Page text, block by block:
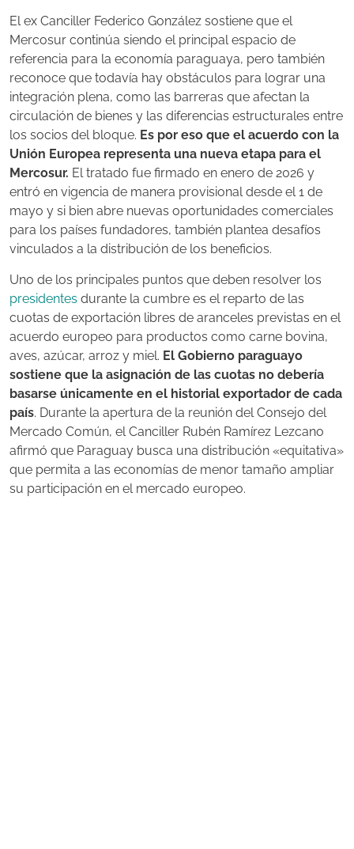
El ex Canciller Federico González sostiene que el
Mercosur continúa siendo el principal espacio de
referencia para la economía paraguaya, pero también
reconoce que todavía hay obstáculos para lograr una
integración plena, como las barreras que afectan la
circulación de bienes y las diferencias estructurales entre
los socios del bloque. Es por eso que el acuerdo con la
Unión Europea representa una nueva etapa para el
Mercosur. El tratado fue firmado en enero de 2026 y
entró en vigencia de manera provisional desde el 1 de
mayo y si bien abre nuevas oportunidades comerciales
para los países fundadores, también plantea desafíos
vinculados a la distribución de los beneficios.
Uno de los principales puntos que deben resolver los
presidentes durante la cumbre es el reparto de las
cuotas de exportación libres de aranceles previstas en el
acuerdo europeo para productos como carne bovina,
aves, azúcar, arroz y miel. El Gobierno paraguayo
sostiene que la asignación de las cuotas no debería
basarse únicamente en el historial exportador de cada
país. Durante la apertura de la reunión del Consejo del
Mercado Común, el Canciller Rubén Ramírez Lezcano
afirmó que Paraguay busca una distribución «equitativa»
que permita a las economías de menor tamaño ampliar
su participación en el mercado europeo.